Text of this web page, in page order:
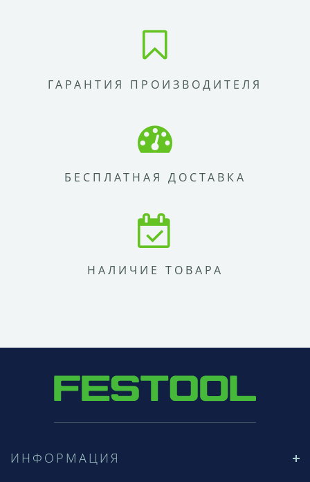
ГАРАНТИЯ ПРОИЗВОДИТЕЛЯ
БЕСПЛАТНАЯ ДОСТАВКА
НАЛИЧИЕ ТОВАРА
ИНФОРМАЦИЯ